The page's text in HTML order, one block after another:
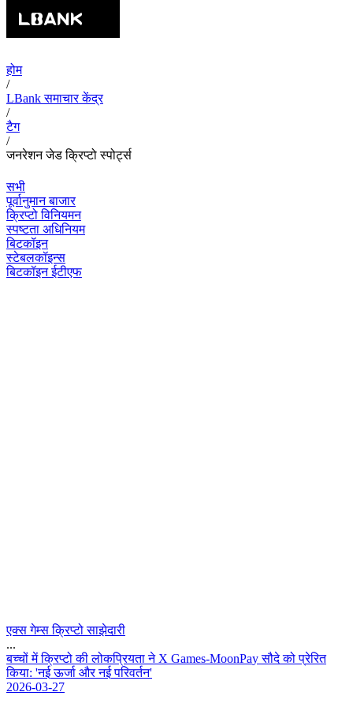
होम
/
LBank समाचार केंद्र
/
टैग
/
जनरेशन जेड क्रिप्टो स्पोर्ट्स
सभी
पूर्वानुमान बाजार
क्रिप्टो विनियमन
स्पष्टता अधिनियम
बिटकॉइन
स्टेबलकॉइन्स
बिटकॉइन ईटीएफ
एक्स गेम्स क्रिप्टो साझेदारी
...
बचच म कपट क लकपयत न X Games-MoonPay सद क पररत
कय: 'नई ऊर और नई परवरन'
2026-03-27